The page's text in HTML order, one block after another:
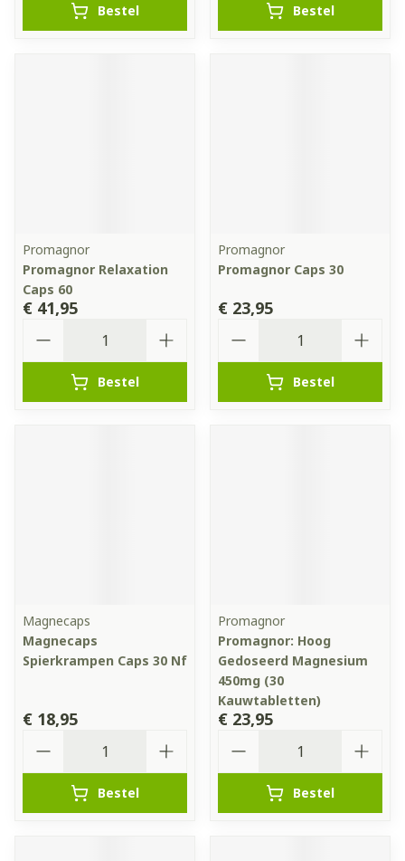
Bestel Bestel
Promagnor
Promagnor Relaxation
Caps 60
€ 41,95
Bestel
Promagnor
Promagnor Caps 30
€ 23,95
Bestel
Magnecaps
Magnecaps
Spierkrampen Caps 30 Nf
€ 18,95
Bestel
Promagnor
Promagnor: Hoog
Gedoseerd Magnesium
450mg (30
Kauwtabletten)
€ 23,95
Bestel